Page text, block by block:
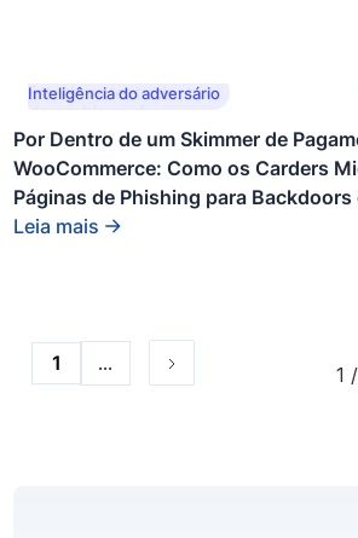
Este é um texto dentro
de um bloco div.
Inteligência do adversário
Por Dentro de um Skimmer de
WooCommerce: Como os Carders
Páginas de Phishing para
Leia mais
1 ... 1